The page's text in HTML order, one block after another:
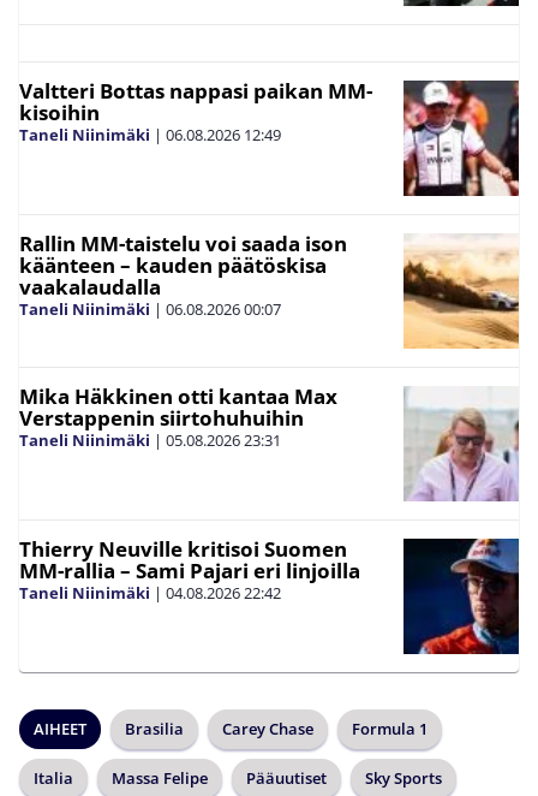
Valtteri Bottas nappasi paikan MM-
kisoihin
Taneli Niinimäki | 06.08.2026 12:49
Rallin MM-taistelu voi saada ison
käänteen – kauden päätöskisa
vaakalaudalla
Taneli Niinimäki | 06.08.202600:07
Mika Häkkinen otti kantaa Max
Verstappenin siirtohuhuihin
Taneli Niinimäki | 05.08.202623:31
Thierry Neuville kritisoi Suomen
MM-rallia – Sami Pajari eri linjoilla
Taneli Niinimäki | 04.08.202622:42
AIHEET Brasilia Carey Chase Formula 1
Italia Massa Felipe Pääuutiset Sky Sports